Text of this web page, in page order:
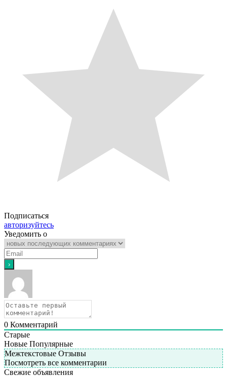
Подписаться
авторизуйтесь
Уведомить о
0 Комментарий
Старые
Новые Популярные
Межтекстовые Отзывы
Посмотреть все комментарии
Свежие объявления